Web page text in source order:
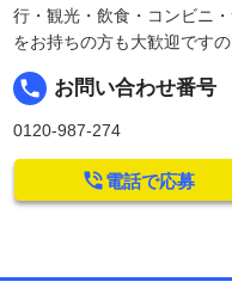
行・観光・飲食・コンビニ
をお持ちの方も大歓迎です
local_phone お問い合わせ番号
0120-987-274
電話で応募